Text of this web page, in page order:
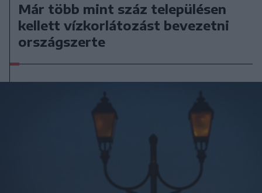
Már több mint száz településen
kellett vízkorlátozást bevezetni
országszerte